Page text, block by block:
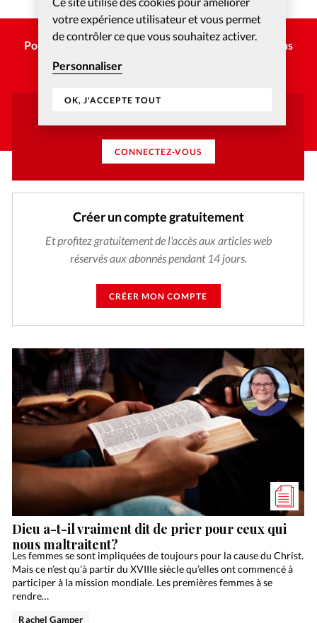
votre expérience utilisateur et vous permet
de contrôler ce que vous souhaitez activer.
Personnaliser
OK, J'ACCEPTE TOUT
missions protestantes.
Pour poursuivre la lecture, choisissez une des options
CONNECTEZ-VOUS
Créer un compte gratuitement
Et profitez gratuitement de l'accès aux articles web
réservés aux abonnés pendant 14 jours.
CRÉER MON COMPTE
Dieu a-t-il vraiment dit de prier pour ceux qui
nous maltraitent?
Les femmes se sont impliquées de toujours pour la cause du Christ.
Mais ce n’est qu’à partir du XVIIIe siècle qu’elles ont commencé à
participer à la mission mondiale. Les premières femmes à se
rendre…
Rachel Gamper